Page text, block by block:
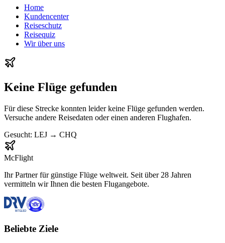
Home
Kundencenter
Reiseschutz
Reisequiz
Wir über uns
Keine Flüge gefunden
Für diese Strecke konnten leider keine Flüge gefunden werden.
Versuche andere Reisedaten oder einen anderen Flughafen.
Gesucht: LEJ → CHQ
McFlight
Ihr Partner für günstige Flüge weltweit. Seit über 28 Jahren
vermitteln wir Ihnen die besten Flugangebote.
Beliebte Ziele